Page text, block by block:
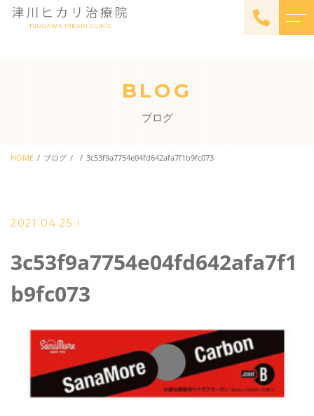
サナモアについて
体験会
ブログ
メールでのご予約
RESERVE
BLOG
ブログ
HOME ブログ 3c53f9a7754e04fd642afa7f1b9fc073
2021.04.25
3c53f9a7754e04fd642afa7f1
b9fc073